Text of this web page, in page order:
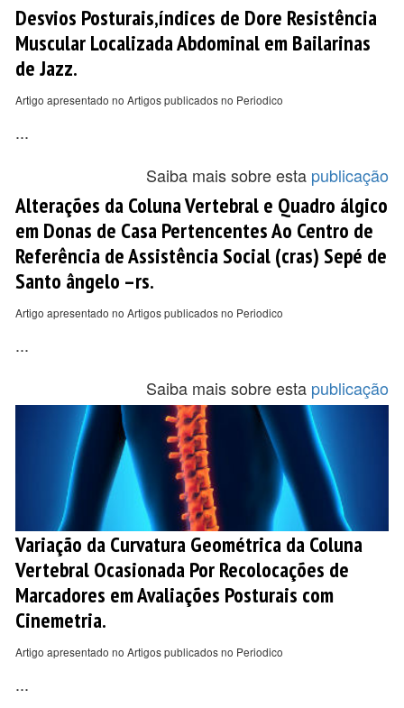
Desvios Posturais,índices de Dore Resistência
Muscular Localizada Abdominal em Bailarinas
de Jazz.
Artigo apresentado no Artigos publicados no Periodico
...
Saiba mais sobre esta publicação
Alterações da Coluna Vertebral e Quadro álgico
em Donas de Casa Pertencentes Ao Centro de
Referência de Assistência Social (cras) Sepé de
Santo ângelo –rs.
Artigo apresentado no Artigos publicados no Periodico
...
Saiba mais sobre esta publicação
Variação da Curvatura Geométrica da Coluna
Vertebral Ocasionada Por Recolocações de
Marcadores em Avaliações Posturais com
Cinemetria.
Artigo apresentado no Artigos publicados no Periodico
...